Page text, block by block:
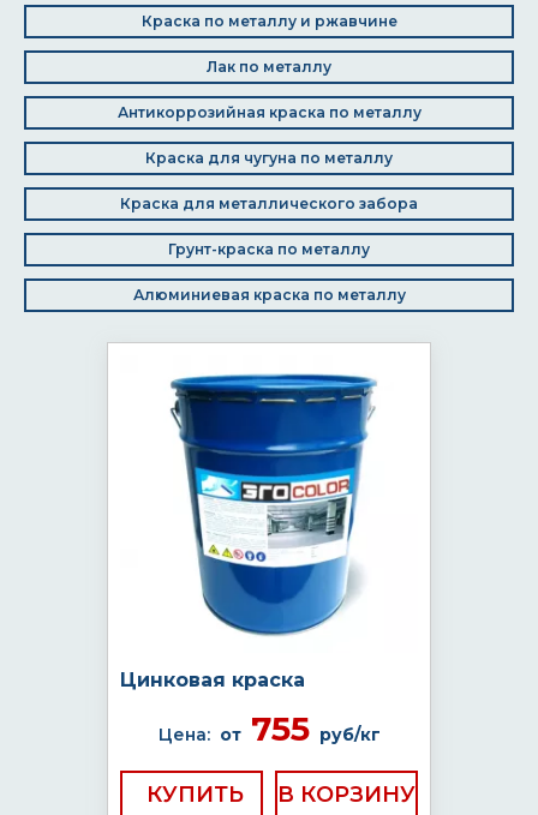
Краска по металлу и ржавчине
Лак по металлу
Антикоррозийная краска по металлу
Краска для чугуна по металлу
Краска для металлического забора
Грунт-краска по металлу
Алюминиевая краска по металлу
Цинковая краска
Цена: от755 руб/кг
КУПИТЬ